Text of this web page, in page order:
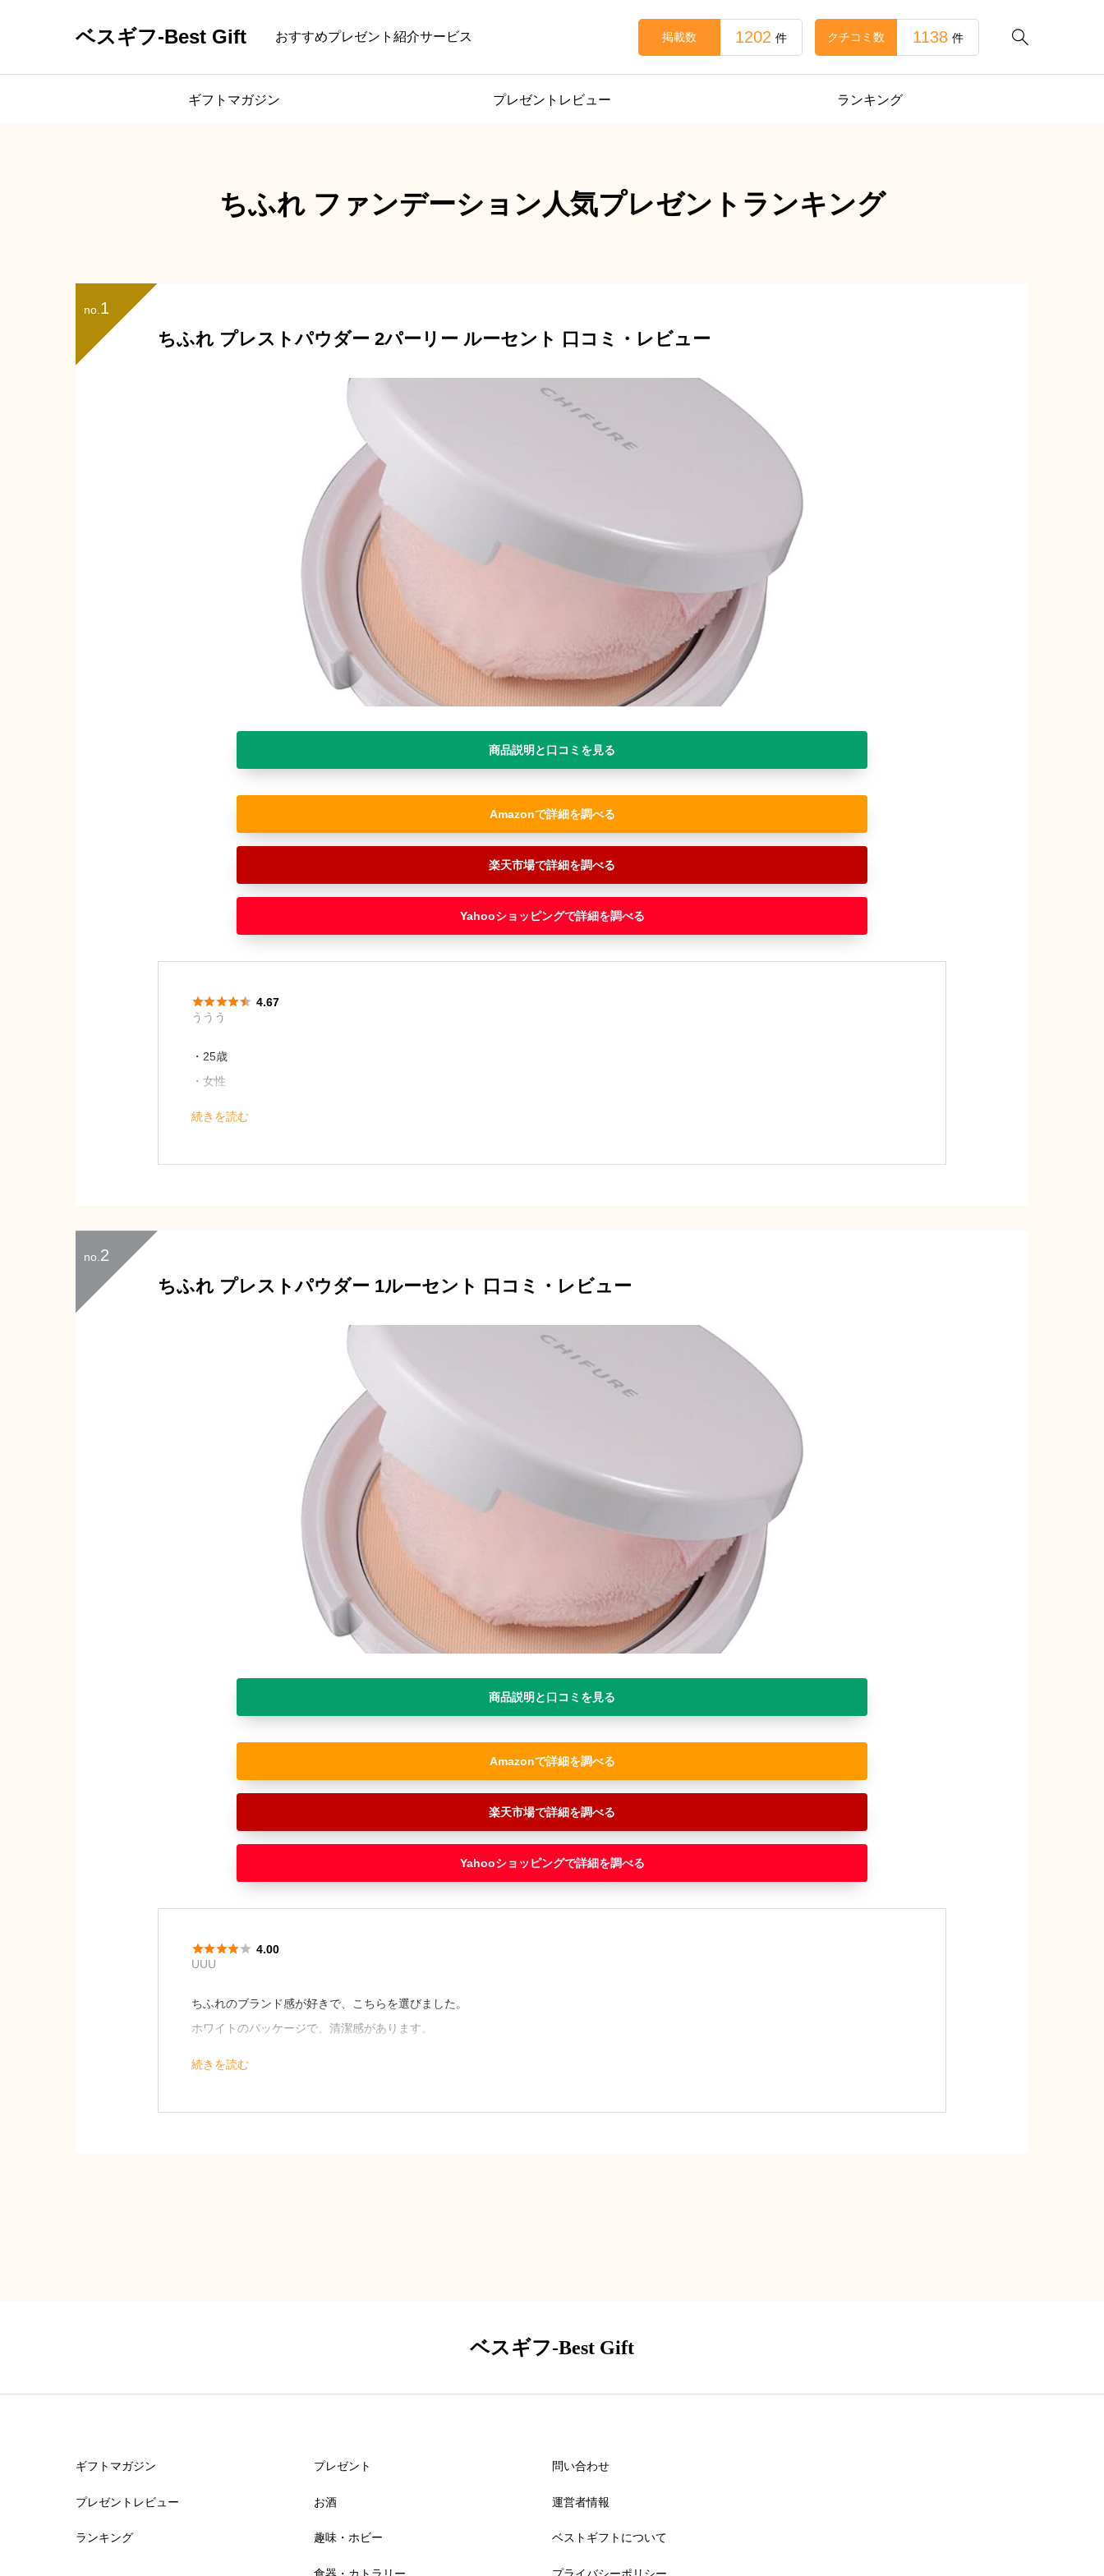
ベスギフ-Best Gift おすすめプレゼント紹介サービス 
掲載数 1202 件 クチコミ数 1138 件
ギフトマガジン プレゼントレビュー ランキング
ちふれ ファンデーション人気プレゼントランキング
no. 1
ちふれ プレストパウダー 2パーリー ルーセント 口コミ・レビュー
商品説明と口コミを見る
Amazon
楽天市場
Yahooショッピング
・25歳
・女性
続きを読む
ううう
 4.67
no.2
ちふれ プレストパウダー 1ルーセント 口コミ・レビュー
商品説明と口コミを見る
Amazon
楽天市場
Yahooショッピング
ちふれのブランド感が好きで、こちらを選びました。
ホワイトのパッケージで、清潔感があります。
続きを読む
UUU
 4.00
ベスギフ-Best Gift
ギフトマガジン
プレゼントレビュー
ランキング
プレゼント
お酒
趣味・ホビー
問い合わせ
運営者情報
ベストギフトについて